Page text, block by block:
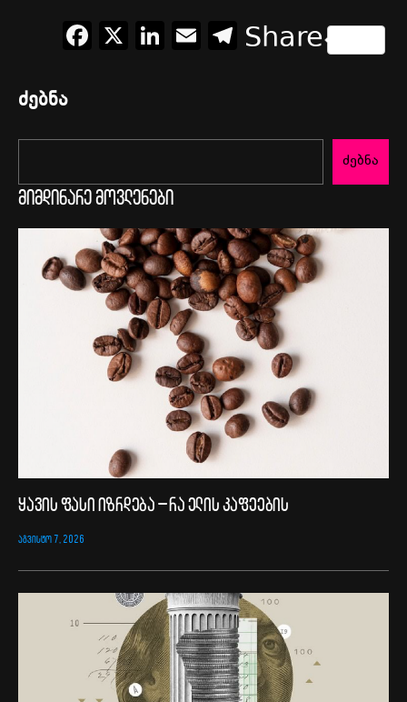
Facebook
X LinkedIn
EmailTelegram
Share
ძებნა
ძებნა
მიმდინარე მოვლენები
ყავის ფასი იზრდება – რა ელის კაფეების
ᲐᲒᲕᲘᲡᲢᲝ 7, 2026